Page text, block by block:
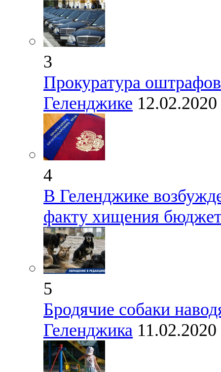
3
Прокуратура
Геленджике 12.02.2020
4
В Геленджике
факту хищения
5
Бродячие собаки
Геленджика 11.02.2020